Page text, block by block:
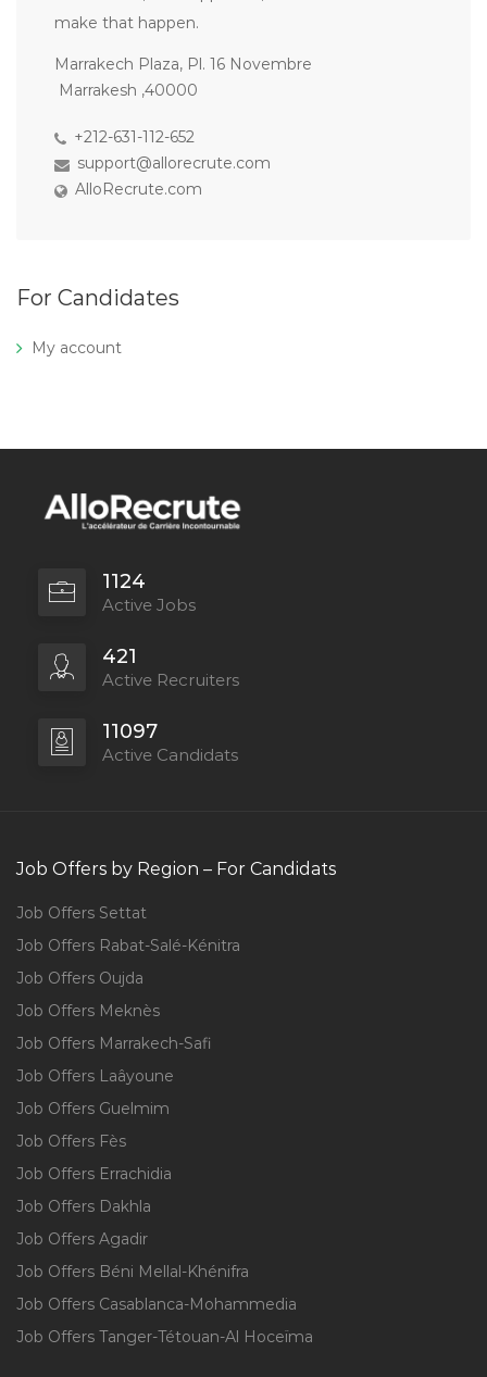
make that happen.
Marrakech Plaza, Pl. 16 Novembre
Marrakesh ,40000
+212-631-112-652
support@allorecrute.com
AlloRecrute.com
For Candidates
My account
1124
Active Jobs
421
Active Recruiters
11097
Active Candidats
Job Offers by Region – For Candidats
Job Offers Settat
Job Offers Rabat-Salé-Kénitra
Job Offers Oujda
Job Offers Meknès
Job Offers Marrakech-Safi
Job Offers Laâyoune
Job Offers Guelmim
Job Offers Fès
Job Offers Errachidia
Job Offers Dakhla
Job Offers Agadir
Job Offers Béni Mellal-Khénifra
Job Offers Casablanca-Mohammedia
Job Offers Tanger-Tétouan-Al Hoceïma